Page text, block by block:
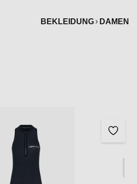
BEKLEIDUNG
DAMEN